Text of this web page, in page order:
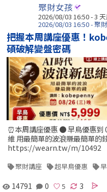
聚財女孩
2026/08/03 16:50 - 3
2026/08/03 16:50 - 聚
把握本周講座優惠！
碩破解變盤密碼
⏰本周講座優惠 ● 早鳥優惠
維 用最簡單的波浪賺最簡單的
https://wearn.tw/m/10492
聚財講座 超早鳥優惠
14791 0 3